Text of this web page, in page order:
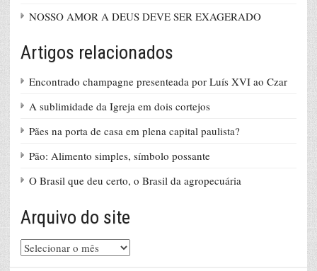
NOSSO AMOR A DEUS DEVE SER EXAGERADO
Artigos relacionados
Encontrado champagne presenteada por Luís XVI ao Czar
A sublimidade da Igreja em dois cortejos
Pães na porta de casa em plena capital paulista?
Pão: Alimento simples, símbolo possante
O Brasil que deu certo, o Brasil da agropecuária
Arquivo do site
Arquivo
do